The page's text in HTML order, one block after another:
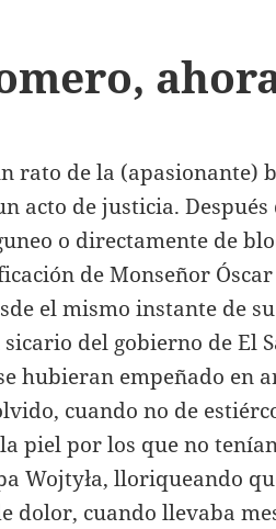
rato de la (apasionante)
acto de justicia.
o directamente de
de Monseñor
el mismo instante de
del gobierno de El
hubieran empeñado en
cuando no de
piel por los que no
Wojtyła, lloriqueando
dolor, cuando llevaba